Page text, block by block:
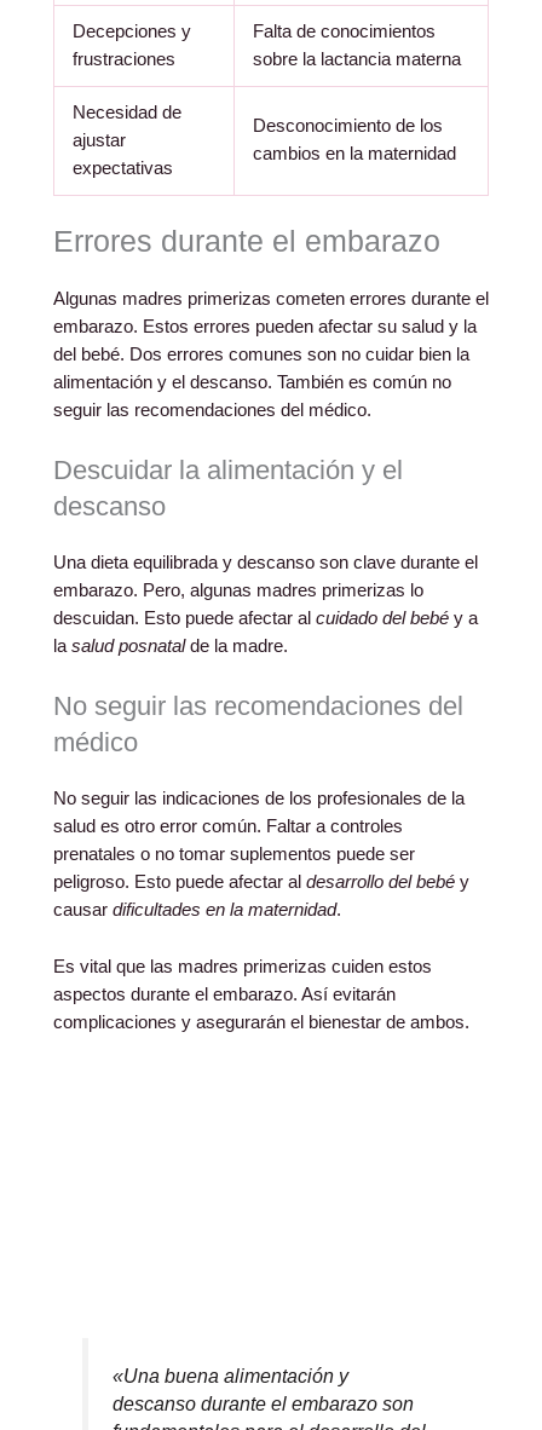
Decepciones y
frustraciones
Falta de conocimientos
sobre la lactancia materna
Necesidad de
ajustar
expectativas
Desconocimiento de los
cambios en la maternidad
Errores durante el embarazo
Algunas madres primerizas cometen errores durante el
embarazo. Estos errores pueden afectar su salud y la
del bebé. Dos errores comunes son no cuidar bien la
alimentación y el descanso. También es común no
seguir las recomendaciones del médico.
Descuidar la alimentación y el
descanso
Una dieta equilibrada y descanso son clave durante el
embarazo. Pero, algunas madres primerizas lo
descuidan. Esto puede afectar al cuidado del bebé y a
la salud posnatalde la madre.
No seguir las recomendaciones del
médico
No seguir las indicaciones de los profesionales de la
salud es otro error común. Faltar a controles
prenatales o no tomar suplementos puede ser
peligroso. Esto puede afectar al desarrollo del bebé y
causar dificultades en la maternidad.
Es vital que las madres primerizas cuiden estos
aspectos durante el embarazo. Así evitarán
complicaciones y asegurarán el bienestar de ambos.
«Una buena alimentación y
descanso durante el embarazo son